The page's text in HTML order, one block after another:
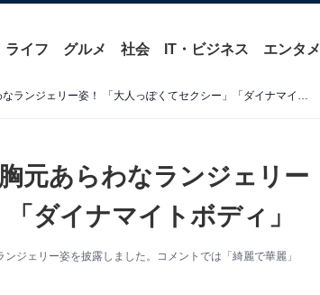
ライフ グルメ 社会 IT・ビジネス エンタメ
「グラビア女王降臨」上西怜、胸元あらわなランジェリー姿！ 「大人っぽくてセクシー」「ダイナマイトボディ」
元あらわなランジェリー
ダイナマイトボディ」
ジェリー姿を披露しました。コメントでは「綺麗で華麗」